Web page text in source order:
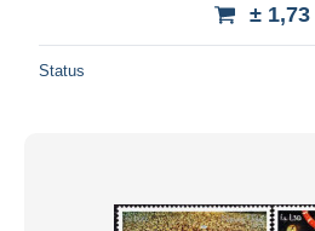
± 1,73
Status